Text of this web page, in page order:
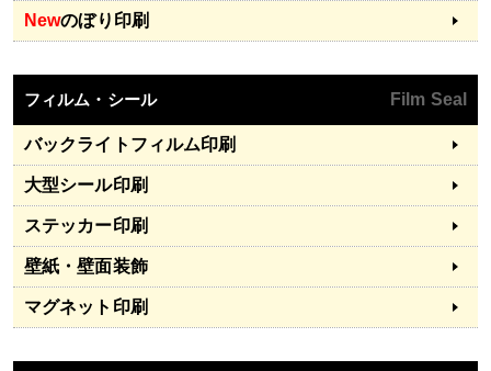
Newのぼり印刷
フィルム・シール Film Seal
バックライトフィルム印刷
大型シール印刷
ステッカー印刷
壁紙・壁面装飾
マグネット印刷